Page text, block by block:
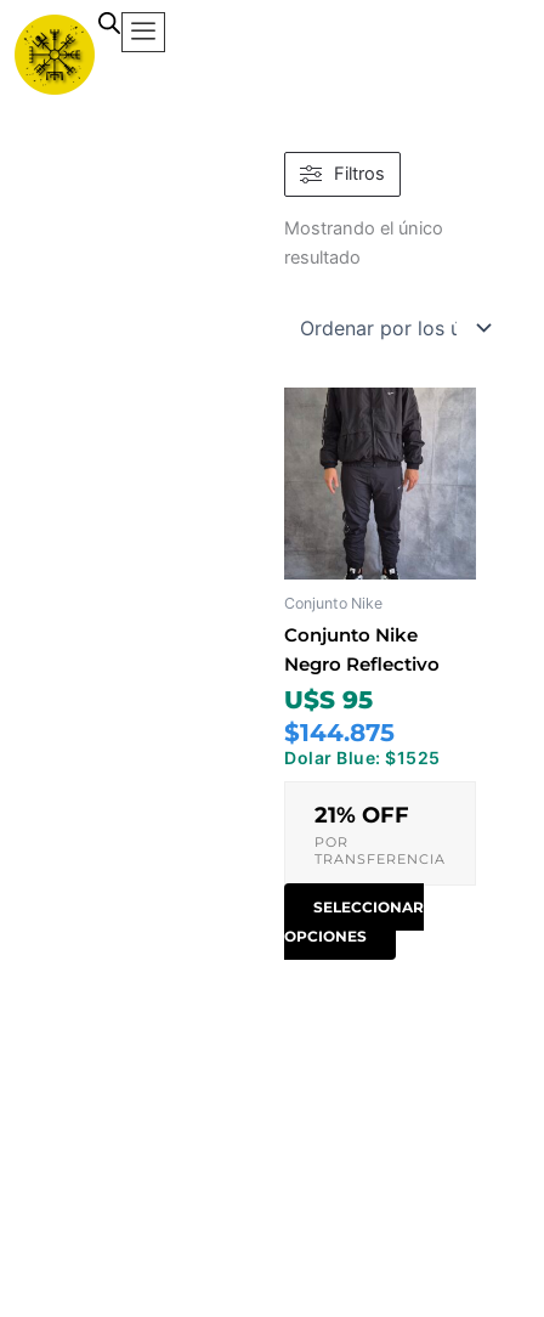
contenido
Filtros
Mostrando el único
resultado
Conjunto Nike
Conjunto Nike
Negro Reflectivo
U$S 95
$144.875
Dolar Blue: $1525
21% OFF
POR
TRANSFERENCIA
SELECCIONAR
OPCIONES
Este
producto
tiene
múltiples
variantes.
Las
opciones
pueden
elegir
página
producto